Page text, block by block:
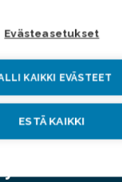
Evästeasetukset
KAIKKI EVÄSTEET
ESTÄ KAIKKI